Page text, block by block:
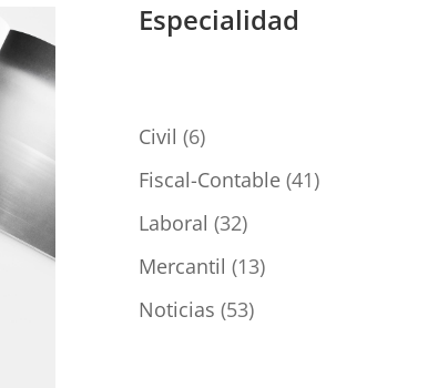
Especialidad
Civil (6)
Fiscal-Contable(41)
Laboral (32)
Mercantil (13)
Noticias (53)